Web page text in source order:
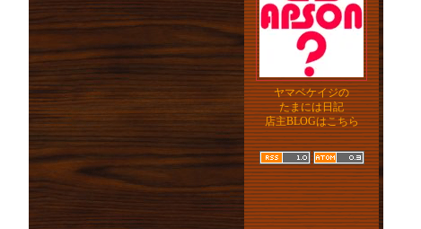
ヤマベケイジの
たまには日記
店主BLOGはこちら